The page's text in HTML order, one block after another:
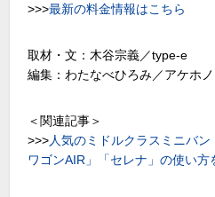
>>>最新の料金情報はこちら
取材・文：木谷宗義／type-e
編集：わたなべひろみ／アケホ
＜関連記事＞
>>>人気のミドルクラスミニバ
ワゴンAIR」「セレナ」の使い方